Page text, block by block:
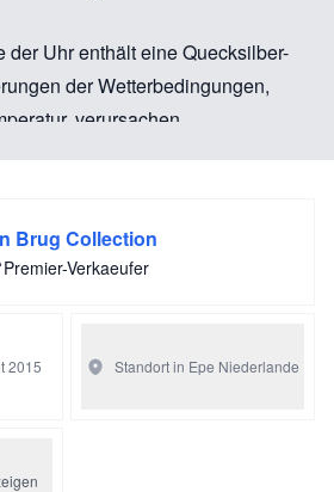
der Uhr enthält eine Quecksilber-
der Wetterbedingungen,
verursachen
anzutreiben. Sie wird daher
Brug Collection
Premier-Verkaeufer
2015 Standort in Epe Niederlande